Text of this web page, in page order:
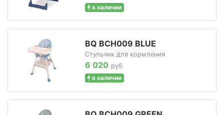
в наличии
BQ BCH009 BLUE
Стульчик для кормления
6 020 руб
в наличии